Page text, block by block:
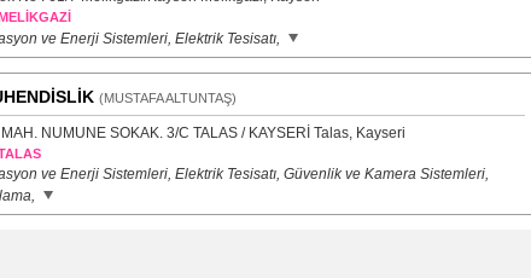
ve Enerji Sistemleri, Elektrik Tesisatı,
(MUSTAFA ALTUNTAŞ)
NUMUNE SOKAK. 3/C TALAS / KAYSERİ Talas, Kayseri
ve Enerji Sistemleri, Elektrik Tesisatı, Güvenlik ve Kamera Sistemleri,